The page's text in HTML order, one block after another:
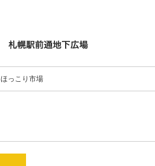
ほっこり市場